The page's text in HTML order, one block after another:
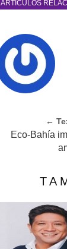
ARTÍCULOS
←
Eco-Bahía